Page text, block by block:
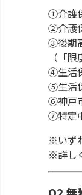
①介護
②介護
③後期
（「
④生活
⑤生活
⑥神戸
⑦特定
※いず
※詳し